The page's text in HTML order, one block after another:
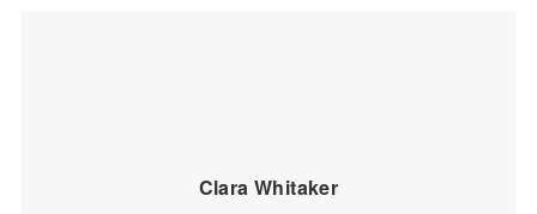
Clara Whitaker